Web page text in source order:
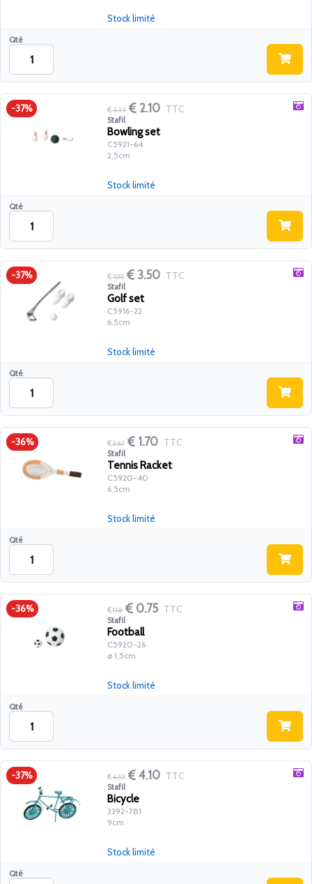
Qté
Stock limité
-37% 3.33 2.10 TTC
Stafil
Bowling set
C5921-64
2,5cm
Qté
Stock limité
-37% 5.55 3.50 TTC
Stafil
Golf set
C5916-22
6,5cm
Qté
Stock limité
-36% 2.67 1.70 TTC
Stafil
Tennis Racket
C5920-40
6,5cm
Qté
Stock limité
-36% 1.18 0.75 TTC
Stafil
Football
C5920-26
ø 1,5cm
Qté
Stock limité
-37% 6.53 4.10 TTC
Stafil
Bicycle
3392-781
9cm
Qté
Stock limité